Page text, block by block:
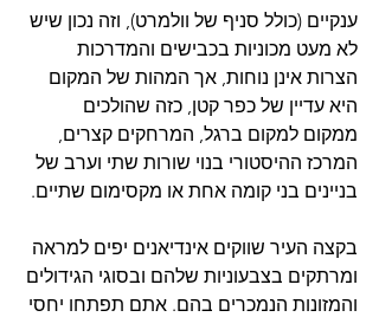
ענקיים (כולל סניף של וולמרט), וזה נכון שיש
לא מעט מכוניות בכבישים והמדרכות
הצרות אינן נוחות, אך המהות של המקום
היא עדיין של כפר קטן, כזה שהולכים
ממקום למקום ברגל, המרחקים קצרים,
המרכז ההיסטורי בנוי שורות שתי וערב של
בניינים בני קומה אחת או מקסימום שתיים.
בקצה העיר שווקים אינדיאנים יפים למראה
ומרתקים בצבעוניות שלהם ובסוגי הגידולים
והמזונות הנמכרים בהם. אתם תפתחו יחסי